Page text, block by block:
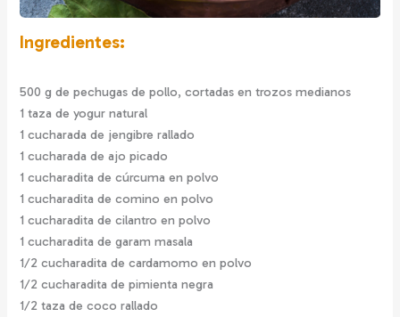
Ingredientes:
500 g de pechugas de pollo, cortadas en trozos medianos
1 taza de yogur natural
1 cucharada de jengibre rallado
1 cucharada de ajo picado
1 cucharadita de cúrcuma en polvo
1 cucharadita de comino en polvo
1 cucharadita de cilantro en polvo
1 cucharadita de garam masala
1/2 cucharadita de cardamomo en polvo
1/2 cucharadita de pimienta negra
1/2 taza de coco rallado